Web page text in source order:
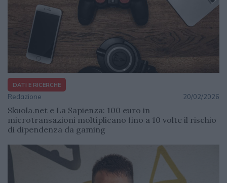
DATI E RICERCHE
Redazione 20/02/2026
Skuola.net e La Sapienza: 100 euro in
microtransazioni moltiplicano fino a 10 volte il rischio
di dipendenza da gaming